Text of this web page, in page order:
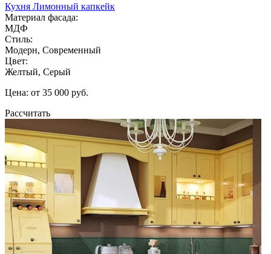
Кухня Лимонный капкейк
Материал фасада:
МДФ
Стиль:
Модерн, Современный
Цвет:
Желтый, Серый
Цена: от 35 000 руб.
Рассчитать